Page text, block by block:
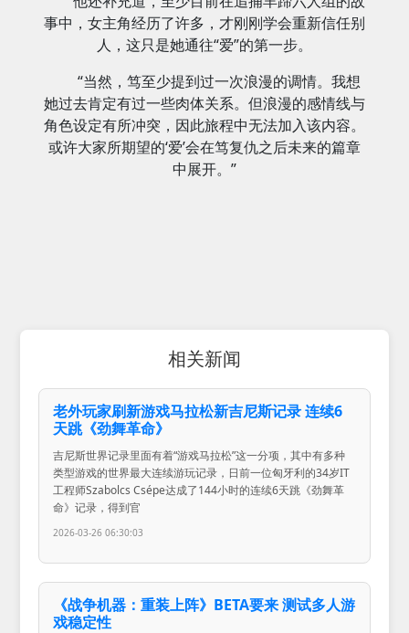
事中，女主角经历了许多，才刚刚学会重新信任别
人，这只是她通往“爱”的第一步。
“当然，笃至少提到过一次浪漫的调情。我想
她过去肯定有过一些肉体关系。但浪漫的感情线与
角色设定有所冲突，因此旅程中无法加入该内容。
或许大家所期望的‘爱’会在笃复仇之后未来的篇章
中展开。”
相关新闻
老外玩家刷新游戏马拉松新吉尼斯记录 连续6
天跳《劲舞革命》
吉尼斯世界记录里面有着“游戏马拉松”这一分项，其中有多种
类型游戏的世界最大连续游玩记录，日前一位匈牙利的34岁IT
工程师Szabolcs Csépe达成了144小时的连续6天跳《劲舞革
命》记录，得到官
2026-03-26 06:30:03
《战争机器：重装上阵》BETA要来 测试多人游
戏稳定性